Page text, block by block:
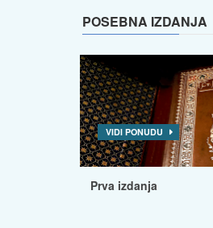
POSEBNA IZDANJA
VIDI PONUDU
Prva izdanja